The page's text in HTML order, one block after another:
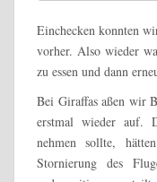
Einchecken konnten
vorher. Also wieder
zu essen und dann
Bei Giraffas aßen wir
erstmal wieder auf.
nehmen sollte,
Stornierung des